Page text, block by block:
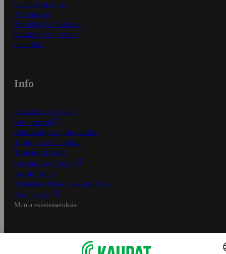
Ensitilaajan ohjeet
Näin maksat
Näin tilaat ja muokkaat
Kaikki ohjeet ja vinkit
In English
Info
S-Business yrityksille
Oiva-raportit
Osuuskauppojen yhteystiedot
Tilaus- ja toimitusehdot
Tietosuojakäytäntö
Palvelun käyttöehdot
Saavutettavuus
Mobiilisovelluksen saavutettavuus
Mainostajalle
Muuta evästeasetuksia
S-ryhmän palvelut